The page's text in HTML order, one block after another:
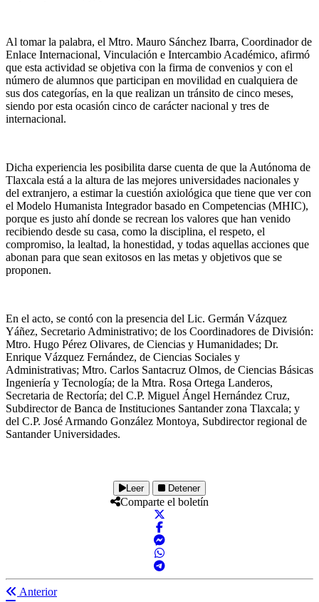
Al tomar la palabra, el Mtro. Mauro Sánchez Ibarra, Coordinador de
Enlace Internacional, Vinculación e Intercambio Académico, afirmó
que esta actividad se objetiva con la firma de convenios y con el
número de alumnos que participan en movilidad en cualquiera de
sus dos categorías, en la que realizan un tránsito de cinco meses,
siendo por esta ocasión cinco de carácter nacional y tres de
internacional.
Dicha experiencia les posibilita darse cuenta de que la Autónoma de
Tlaxcala está a la altura de las mejores universidades nacionales y
del extranjero, a estimar la cuestión axiológica que tiene que ver con
el Modelo Humanista Integrador basado en Competencias (MHIC),
porque es justo ahí donde se recrean los valores que han venido
recibiendo desde su casa, como la disciplina, el respeto, el
compromiso, la lealtad, la honestidad, y todas aquellas acciones que
abonan para que sean exitosos en las metas y objetivos que se
proponen.
En el acto, se contó con la presencia del Lic. Germán Vázquez
Yáñez, Secretario Administrativo; de los Coordinadores de División:
Mtro. Hugo Pérez Olivares, de Ciencias y Humanidades; Dr.
Enrique Vázquez Fernández, de Ciencias Sociales y
Administrativas; Mtro. Carlos Santacruz Olmos, de Ciencias Básicas
Ingeniería y Tecnología; de la Mtra. Rosa Ortega Landeros,
Secretaria de Rectoría; del C.P. Miguel Ángel Hernández Cruz,
Subdirector de Banca de Instituciones Santander zona Tlaxcala; y
del C.P. José Armando González Montoya, Subdirector regional de
Santander Universidades.
Leer Detener
Comparte el boletín
Anterior